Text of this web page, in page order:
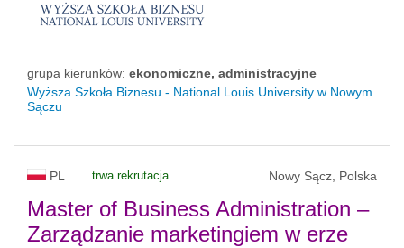
grupa kierunków: ekonomiczne, administracyjne
Wyższa Szkoła Biznesu - National Louis University w Nowym
Sączu
PL trwa rekrutacja Nowy Sącz, Polska
Master of Business Administration –
Zarządzanie marketingiem w erze